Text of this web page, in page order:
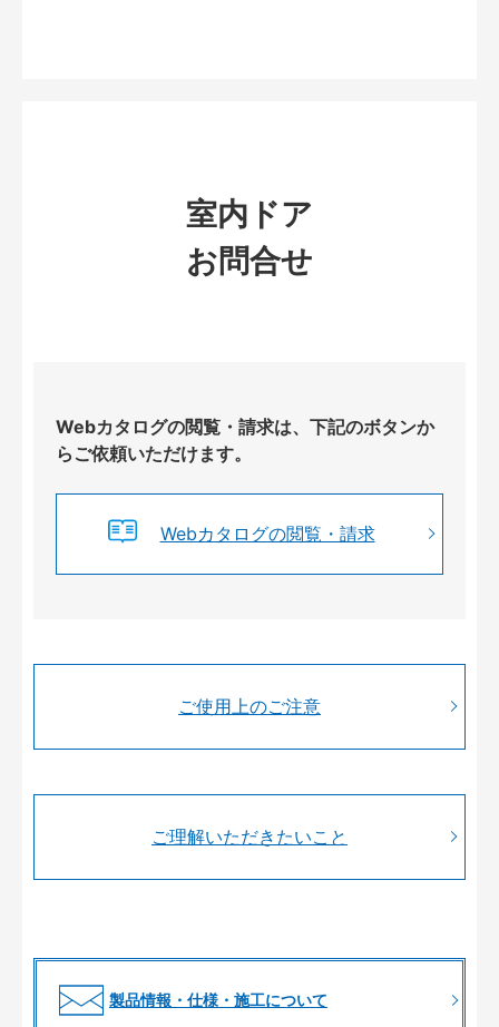
室内ドア
お問合せ
Webカタログの閲覧・請求は、下記のボタンか
らご依頼いただけます。
Webカタログの閲覧・請求
ご使用上のご注意
ご理解いただきたいこと
製品情報・仕様・施工について